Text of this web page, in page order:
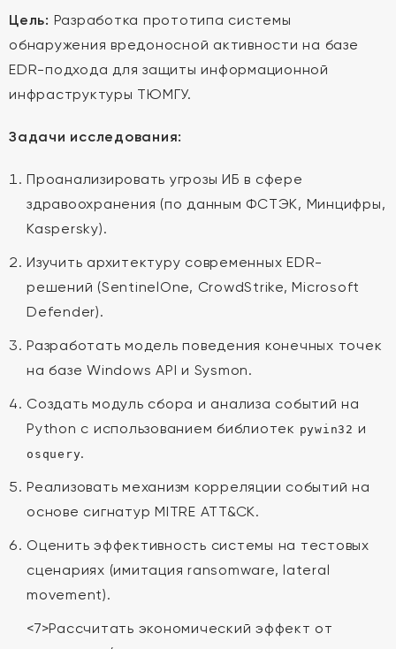
Цель: Разработка прототипа системы
обнаружения вредоносной активности на базе
EDR-подхода для защиты информационной
инфраструктуры ТЮМГУ.
Задачи исследования:
Проанализировать угрозы ИБ в сфере
здравоохранения (по данным ФСТЭК, Минцифры,
Kaspersky).
Изучить архитектуру современных EDR-
решений (SentinelOne, CrowdStrike, Microsoft
Defender).
Разработать модель поведения конечных точек
на базе Windows API и Sysmon.
Создать модуль сбора и анализа событий на
Python с использованием библиотек pywin32 и
osquery.
Реализовать механизм корреляции событий на
основе сигнатур MITRE ATT&CK.
Оценить эффективность системы на тестовых
сценариях (имитация ransomware, lateral
movement).
<7>Рассчитать экономический эффект от